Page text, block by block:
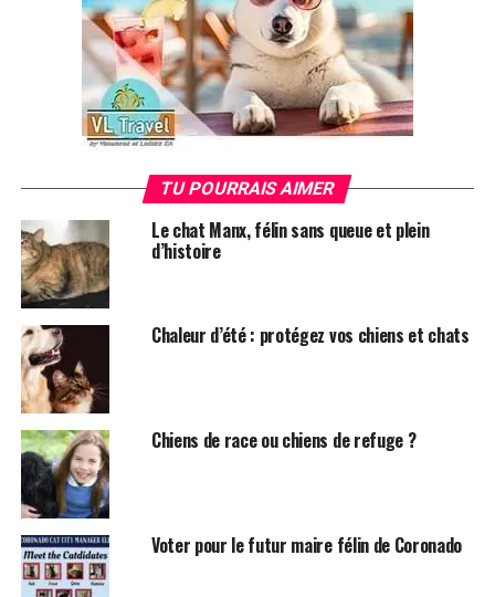
TU POURRAIS AIMER
Le chat Manx, félin sans queue et plein
d’histoire
Chaleur d’été : protégez vos chiens et chats
Chiens de race ou chiens de refuge ?
Voter pour le futur maire félin de Coronado